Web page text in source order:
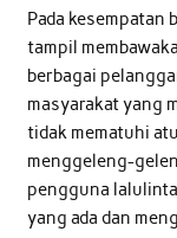
Pada kesempatan
tampil
berbagai
masyarakat yang
tidak mematuhi
menggeleng-
pengguna
yang ada dan